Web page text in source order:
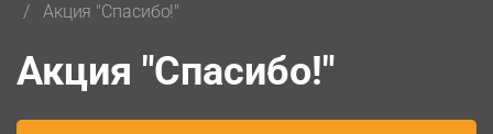
Акция "Спасибо!"
Акция "Спасибо!"